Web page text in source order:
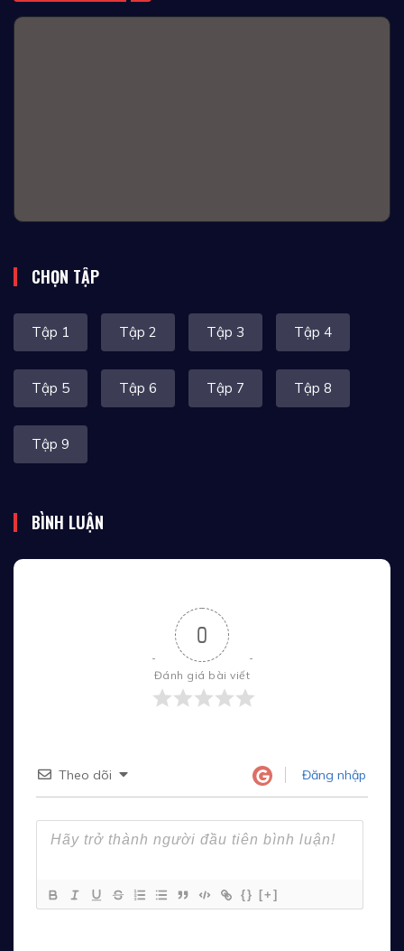
CHỌN TẬP
Tập 1 Tập 2 Tập 3 Tập 4
Tập 5 Tập 6 Tập 7 Tập 8
Tập 9
BÌNH LUẬN
0
Đánh giá bài viết
Theo dõi Đăng nhập
{} [+]